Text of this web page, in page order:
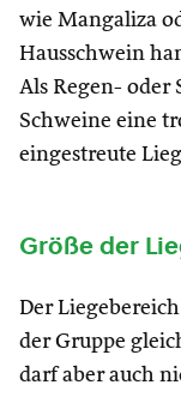
wie Mangaliza
Hausschwein
Als Regen- oder
Schweine eine
eingestreute
Größe der
Der
der Gruppe
darf aber auch